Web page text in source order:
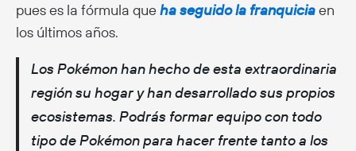
pues es la fórmula queha seguido la franquiciaen
los últimos años.
Los Pokémon han hecho de esta extraordinaria
región su hogar y han desarrollado sus propios
ecosistemas. Podrás formar equipo con todo
tipo de Pokémon para hacer frente tanto a los